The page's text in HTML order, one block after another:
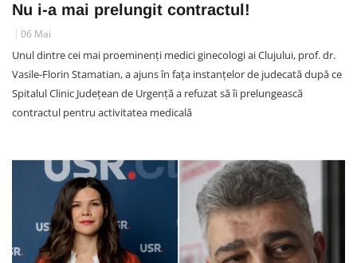
Nu i-a mai prelungit contractul!
06 Mai
Unul dintre cei mai proeminenți medici ginecologi ai Clujului, prof. dr.
Vasile-Florin Stamatian, a ajuns în fața instanțelor de judecată după ce
Spitalul Clinic Județean de Urgență a refuzat să îi prelungească
contractul pentru activitatea medicală